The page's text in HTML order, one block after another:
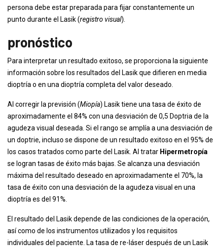
persona debe estar preparada para fijar constantemente un
punto durante el Lasik (registro visual).
pronóstico
Para interpretar un resultado exitoso, se proporciona la siguiente
información sobre los resultados del Lasik que difieren en media
dioptría o en una dioptría completa del valor deseado.
Al corregir la previsión (Miopía) Lasik tiene una tasa de éxito de
aproximadamente el 84% con una desviación de 0,5 Doptria de la
agudeza visual deseada. Si el rango se amplía a una desviación de
un doptrie, incluso se dispone de un resultado exitoso en el 95% de
los casos tratados como parte del Lasik. Al tratar Hipermetropía
se logran tasas de éxito más bajas. Se alcanza una desviación
máxima del resultado deseado en aproximadamente el 70%, la
tasa de éxito con una desviación de la agudeza visual en una
dioptría es del 91%.
El resultado del Lasik depende de las condiciones de la operación,
así como de los instrumentos utilizados y los requisitos
individuales del paciente. La tasa de re-láser después de un Lasik